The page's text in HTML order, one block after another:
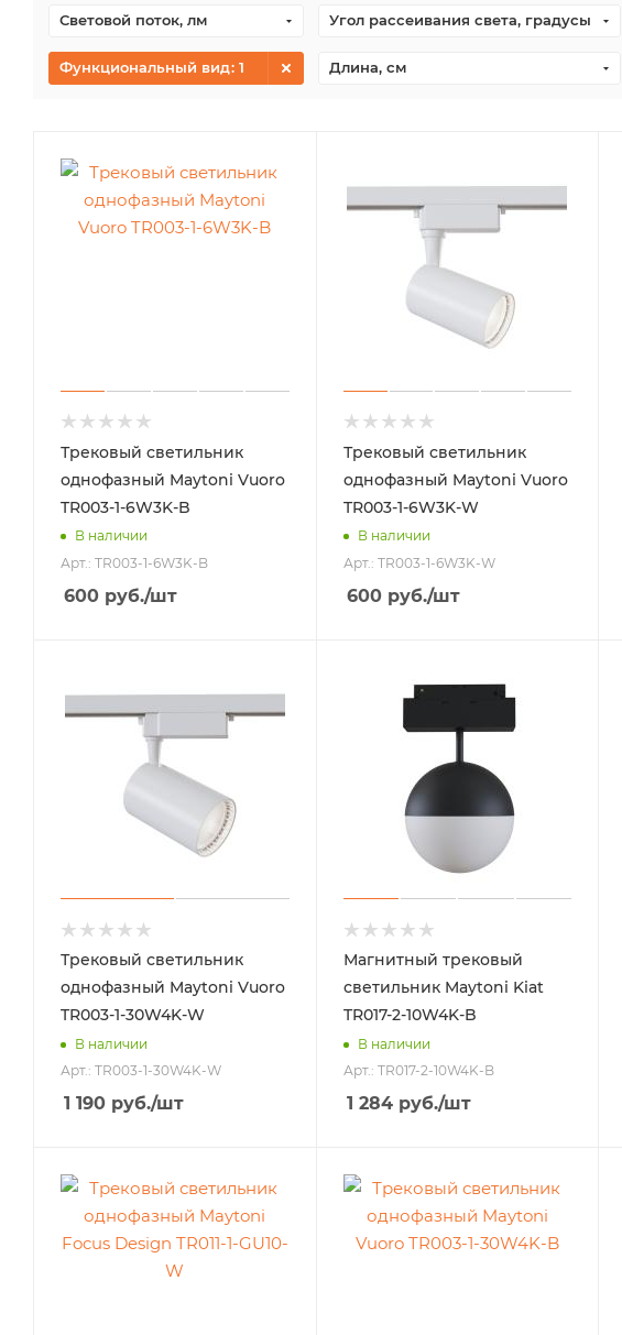
Световой поток, лм Угол рассеивания света, градусы
Функциональный вид: 1 Длина, см
Трековый светильник
однофазный Maytoni Vuoro
TR003-1-6W3K-B
В наличии
Арт.: TR003-1-6W3K-B
600 руб./шт
Трековый светильник
однофазный Maytoni Vuoro
TR003-1-6W3K-W
В наличии
Арт.: TR003-1-6W3K-W
600руб./шт
Трековый светильник
однофазный Maytoni Vuoro
TR003-1-30W4K-W
В наличии
Арт.: TR003-1-30W4K-W
1 190 руб./шт
Магнитный трековый
светильник Maytoni Kiat
TR017-2-10W4K-B
В наличии
Арт.: TR017-2-10W4K-B
1 284руб./шт